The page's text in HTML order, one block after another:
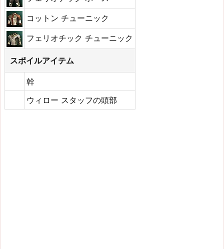
コットン チューニック
フェリオチック チューニック
スポイルアイテム
幹
ウィロー スタッフの頭部